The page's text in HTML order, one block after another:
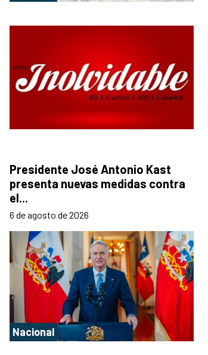
Presidente José Antonio Kast
presenta nuevas medidas contra
el...
6 de agosto de 2026
Nacional